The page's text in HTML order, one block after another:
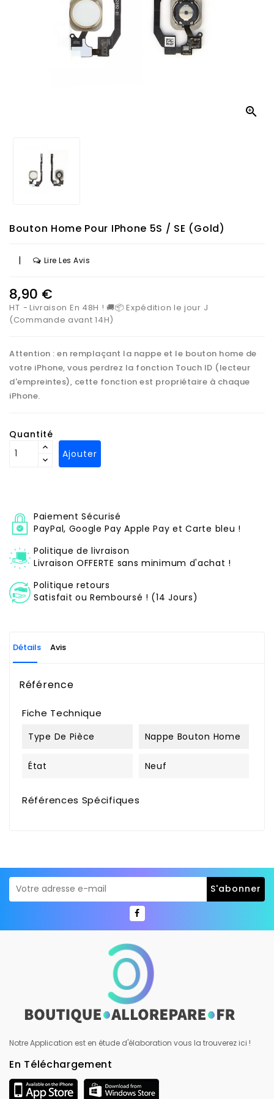

Bouton Home Pour IPhone 5S / SE (Gold)
| Lire Les Avis
8,90 €
HT
Livraison En 48H ! 🚚📦 Expédition le jour J
(Commande avant 14H)
Attention : en remplaçant la nappe et le bouton home de
votre iPhone, vous perdrez la fonction Touch ID (lecteur
d'empreintes), cette fonction est propriétaire à chaque
iPhone.
Quantité
Ajouter
Paiement Sécurisé
PayPal, Google Pay Apple Pay et Carte bleu !
Politique de livraison
Livraison OFFERTE sans minimum d'achat !
Politique retours
Satisfait ou Remboursé ! (14 Jours)
Détails Avis
Référence
Fiche Technique
Type De Pièce Nappe Bouton Home
État Neuf
Références Spécifiques
Notre Application est en étude d'élaboration vous la trouverez ici !
En Téléchargement